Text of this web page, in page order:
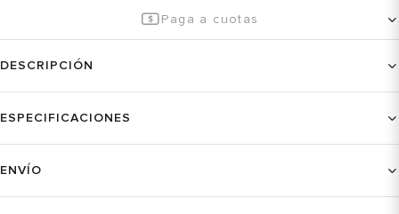
Paga a cuotas
DESCRIPCIÓN
ESPECIFICACIONES
ENVÍO